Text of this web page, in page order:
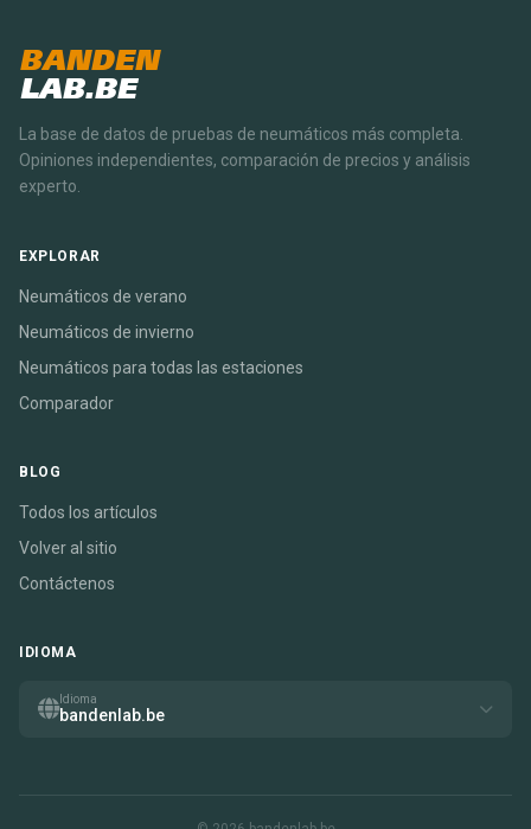
BANDEN
LAB.BE
La base de datos de pruebas de neumáticos más completa.
Opiniones independientes, comparación de precios y análisis
experto.
EXPLORAR
Neumáticos de verano
Neumáticos de invierno
Neumáticos para todas las estaciones
Comparador
BLOG
Todos los artículos
Volver al sitio
Contáctenos
IDIOMA
Idioma
bandenlab.be